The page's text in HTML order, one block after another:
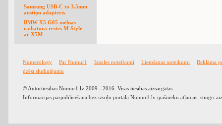
Samsung USB-C to 3.5mm
austiņu adapteris
BMW X5 G05 melnas
radiatora restes M-Style
ar X5M
Numerology Par Numur1 Izsoles noteikumi Lietošanas noteikumi
Reklāma
dzēst sludinājumu
© Autortiesības Numur1.lv 2009 - 2016. Visas tiesības aizsargātas.
Informācijas pārpublicēšana bez izsoļu portāla Numur1.lv īpašnieku atļaujas, stingri